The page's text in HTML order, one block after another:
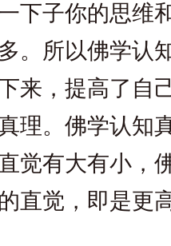
下子你的思维
。所以佛学认
来，提高了自
理。佛学认知
觉有大有小，
直觉，即是更